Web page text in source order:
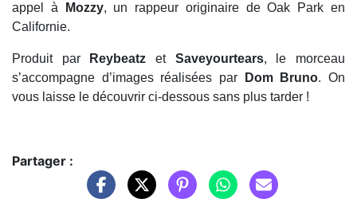
appel à
Mozzy, un rappeur originaire de Oak Park en
Californie.
Produit par Reybeatzet Saveyourtears, le morceau
s’accompagne d’images réalisées par Dom Bruno. On
vous laisse le découvrir ci-dessous sans plus tarder !
Partager :